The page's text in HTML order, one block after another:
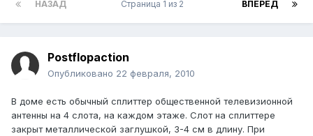
НАЗАД ВПЕРЁД
Страница 1 из 2
Postflopaction
Опубликовано 22 февраля, 2010
В доме есть обычный сплиттер общественной телевизионной
антенны на 4 слота, на каждом этаже. Слот на сплиттере
закрыт металлической заглушкой, 3-4 см в длину. При